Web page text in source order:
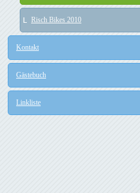
Risch Bikes 2010
Kontakt
Gästebuch
Linkliste